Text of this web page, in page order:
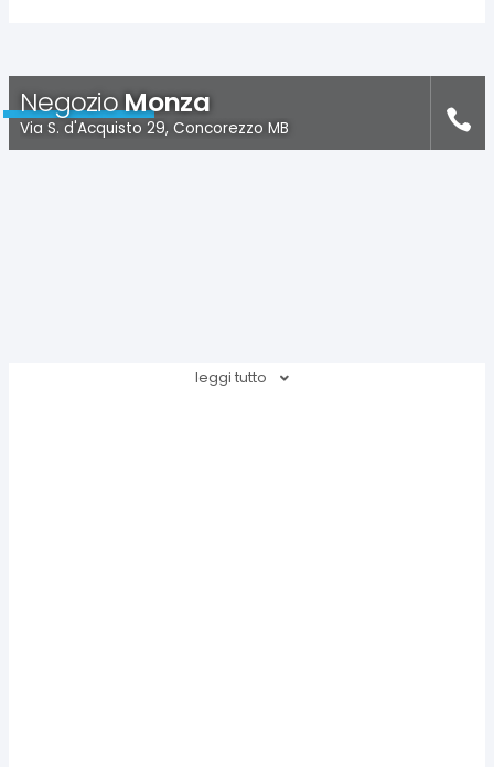
NegozioMonza
Via S. d'Acquisto 29, Concorezzo MB
leggi tutto